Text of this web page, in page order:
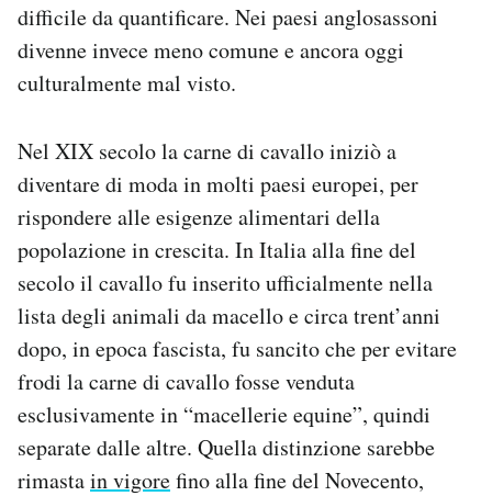
difficile da quantificare. Nei paesi anglosassoni
divenne invece meno comune e ancora oggi
culturalmente mal visto.
Nel XIX secolo la carne di cavallo iniziò a
diventare di moda in molti paesi europei, per
rispondere alle esigenze alimentari della
popolazione in crescita. In Italia alla fine del
secolo il cavallo fu inserito ufficialmente nella
lista degli animali da macello e circa trent’anni
dopo, in epoca fascista, fu sancito che per evitare
frodi la carne di cavallo fosse venduta
esclusivamente in “macellerie equine”, quindi
separate dalle altre. Quella distinzione sarebbe
rimastain vigorefino alla fine del Novecento,